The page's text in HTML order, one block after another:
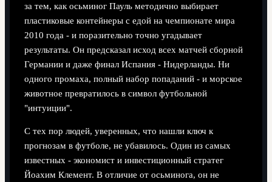
за тем, как осьминог Пауль методично выбирает
пластиковые контейнеры с едой на чемпионате мира
2010 года - и поразительно точно угадывает
результаты. Он предсказал исход всех матчей сборной
Германии и даже финал Испания - Нидерланды. Ни
одного промаха, полный набор попаданий - и морское
животное превратилось в символ футбольной
"интуиции".
С тех пор людей, уверенных, что нашли ключ к
прогнозам в футболе, не убавилось. Один из самых
известных - экономист и инвестиционный стратег
Йоахим Клемент. В отличие от осьминога, он не